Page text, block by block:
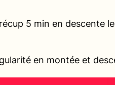
5 min en descente
en montée et